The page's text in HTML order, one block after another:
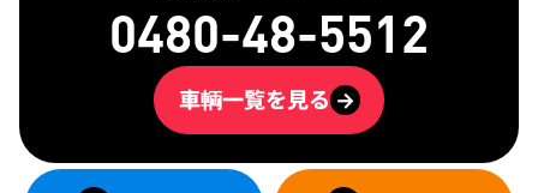
0480-48-5512
車輌一覧を見る →